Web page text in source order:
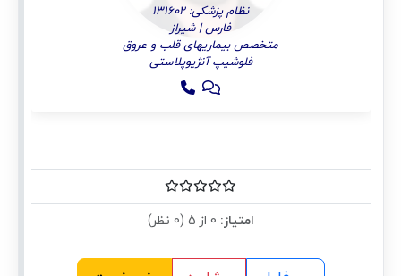
نظام پزشکی: 131602
فارس | شیراز
متخصص بیماریهای قلب و عروق
فلوشیپ آنژیوپلاستی
امتیاز: